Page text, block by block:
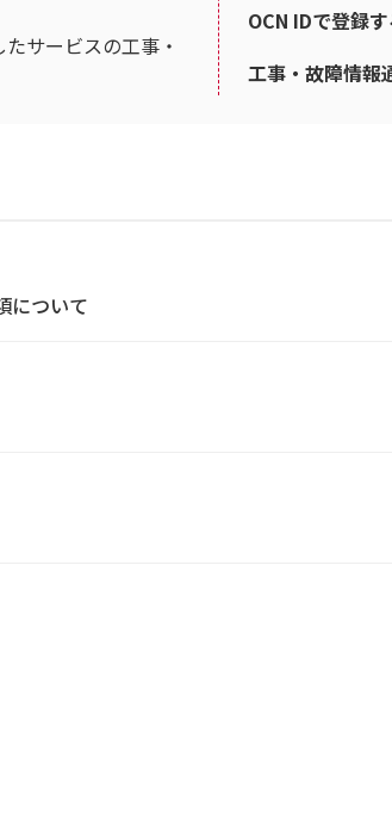
サービスの工事・
OCN IDで登録す
工事・故障情報
について